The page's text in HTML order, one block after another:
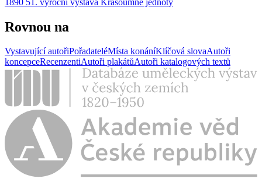
Rovnou na
Vystavující autořiPořadateléMísta konáníKlíčová slovaAutoři
koncepceRecenzentiAutoři plakátůAutoři katalogových textů